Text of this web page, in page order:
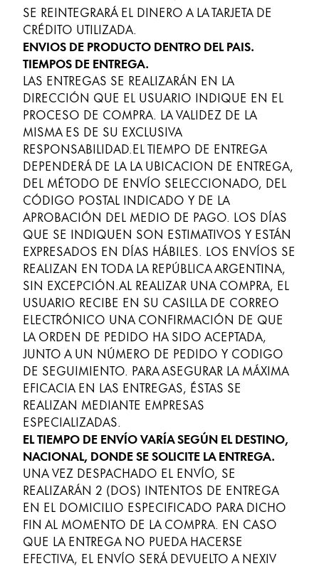
SE REINTEGRARÁ EL DINERO A LA TARJETA DE
CRÉDITO UTILIZADA.
ENVIOS DE PRODUCTO DENTRO DEL PAIS.
TIEMPOS DE ENTREGA.
LAS ENTREGAS SE REALIZARÁN EN LA
DIRECCIÓN QUE EL USUARIO INDIQUE EN EL
PROCESO DE COMPRA. LA VALIDEZ DE LA
MISMA ES DE SU EXCLUSIVA
RESPONSABILIDAD.EL TIEMPO DE ENTREGA
DEPENDERÁ DE LA LA UBICACION DE ENTREGA,
DEL MÉTODO DE ENVÍO SELECCIONADO, DEL
CÓDIGO POSTAL INDICADO Y DE LA
APROBACIÓN DEL MEDIO DE PAGO. LOS DÍAS
QUE SE INDIQUEN SON ESTIMATIVOS Y ESTÁN
EXPRESADOS EN DÍAS HÁBILES. LOS ENVÍOS SE
REALIZAN EN TODA LA REPÚBLICA ARGENTINA,
SIN EXCEPCIÓN.AL REALIZAR UNA COMPRA, EL
USUARIO RECIBE EN SU CASILLA DE CORREO
ELECTRÓNICO UNA CONFIRMACIÓN DE QUE
LA ORDEN DE PEDIDO HA SIDO ACEPTADA,
JUNTO A UN NÚMERO DE PEDIDO Y CODIGO
DE SEGUIMIENTO. PARA ASEGURAR LA MÁXIMA
EFICACIA EN LAS ENTREGAS, ÉSTAS SE
REALIZAN MEDIANTE EMPRESAS
ESPECIALIZADAS.
EL TIEMPO DE ENVÍO VARÍA SEGÚN EL DESTINO,
NACIONAL, DONDE SE SOLICITE LA ENTREGA.
UNA VEZ DESPACHADO EL ENVÍO, SE
REALIZARÁN 2 (DOS) INTENTOS DE ENTREGA
EN EL DOMICILIO ESPECIFICADO PARA DICHO
FIN AL MOMENTO DE LA COMPRA. EN CASO
QUE LA ENTREGA NO PUEDA HACERSE
EFECTIVA, EL ENVÍO SERÁ DEVUELTO A NEXIV